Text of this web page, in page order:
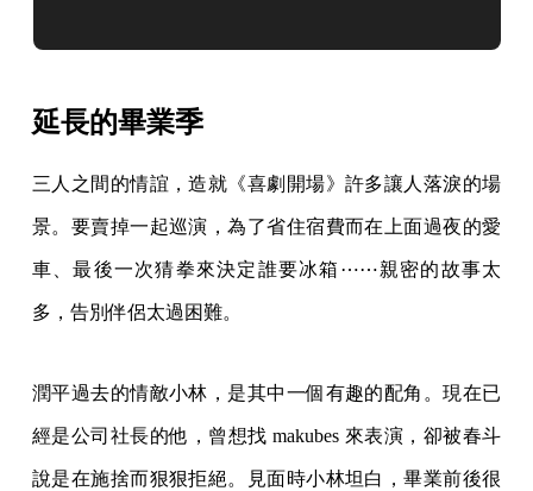
延長的畢業季
三人之間的情誼，造就《喜劇開場》許多讓人落淚的場
景。要賣掉一起巡演，為了省住宿費而在上面過夜的愛
車、最後一次猜拳來決定誰要冰箱⋯⋯親密的故事太
多，告別伴侶太過困難。
潤平過去的情敵小林，是其中一個有趣的配角。現在已
經是公司社長的他，曾想找 makubes 來表演，卻被春斗
說是在施捨而狠狠拒絕。見面時小林坦白，畢業前後很